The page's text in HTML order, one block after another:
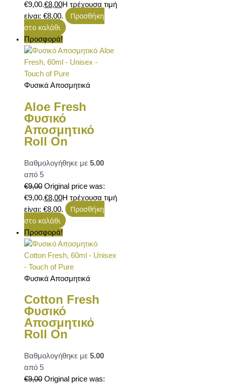
€9,00.€8,00Η τρέχουσα τιμή
είναι: €8,00.
Προσθήκη
στο καλάθι
Προσφορά!
Φυσικά Αποσμητικά
Aloe Fresh
Φυσικό
Αποσμητικό
Roll On
Βαθμολογήθηκε με 5.00
από 5
€9,00 Original price was:
€9,00.€8,00Η τρέχουσα τιμή
είναι: €8,00.
Προσθήκη
στο καλάθι
Προσφορά!
Φυσικά Αποσμητικά
Cotton Fresh
Φυσικό
Αποσμητικό
Roll On
Βαθμολογήθηκε με 5.00
από 5
€9,00 Original price was: